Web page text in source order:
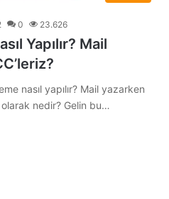
0 23.626
Yapılır? Mail
nasıl yapılır? Mail yazarken
nedir? Gelin bu…